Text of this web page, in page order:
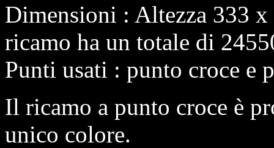
Dimensioni : Altezza 333
ricamo ha un totale di
Punti usati : punto croce e
Il ricamo a punto croce è
unico colore.